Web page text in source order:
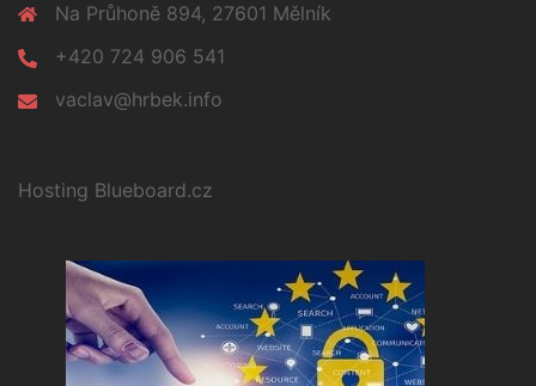
Na Průhoně 894, 27601 Mělník
+420 724 906 541
vaclav@hrbek.info
Hosting Blueboard.cz